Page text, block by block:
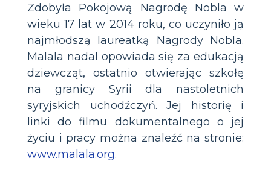
Zdobyła Pokojową Nagrodę Nobla w
wieku 17 lat w 2014 roku, co uczyniło ją
najmłodszą laureatką Nagrody Nobla.
Malala nadal opowiada się za edukacją
dziewcząt, ostatnio otwierając szkołę
na granicy Syrii dla nastoletnich
syryjskich uchodźczyń. Jej historię i
linki do filmu dokumentalnego o jej
życiu i pracy można znaleźć na stronie:
www.malala.org.